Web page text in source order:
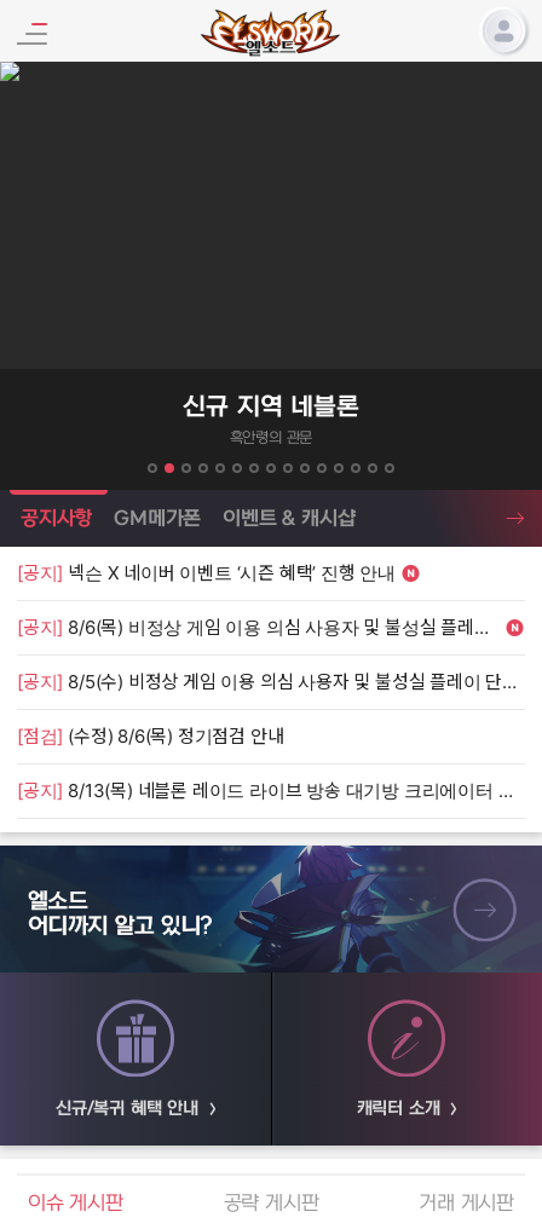
엘소드 프로모션
신규 지역 네블론
흑안령의 관문
엘소드 소식
공지사항 GM메가폰 이벤트 & 캐시샵
[공지] 넥슨 X 네이버 이벤트 ‘시즌 혜택’ 진행 안내
[공지] 8/6(목) 비정상 게임 이용 의심 사용자 및 불성실 플레이 단속 안내
[공지] 8/5(수) 비정상 게임 이용 의심 사용자 및 불성실 플레이 단속 안내
[점검] (수정) 8/6(목) 정기점검 안내
[공지] 8/13(목) 네블론 레이드 라이브 방송 대기방 크리에이터 모집 안내
엘소드 어디까지 알고 있니?
신규/복귀 혜택 안내 캐릭터 소개
엘소드 커뮤니티
이슈 게시판 공략 게시판 거래 게시판